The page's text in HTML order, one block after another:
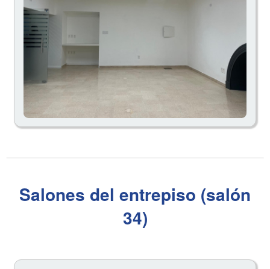
Salones del entrepiso (salón
34)